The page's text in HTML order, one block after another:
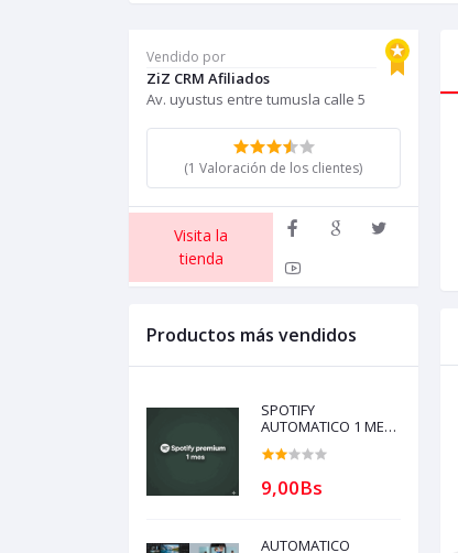
Vendido por
ZiZ CRM Afiliados
Av. uyustus entre tumusla calle 5
(1 Valoración de los clientes)
Visita la
tienda
Productos más vendidos
SPOTIFY
AUTOMATICO 1 MES
PARA REVENDER con
garantía (compra
creditos)
9,00Bs
AUTOMATICO